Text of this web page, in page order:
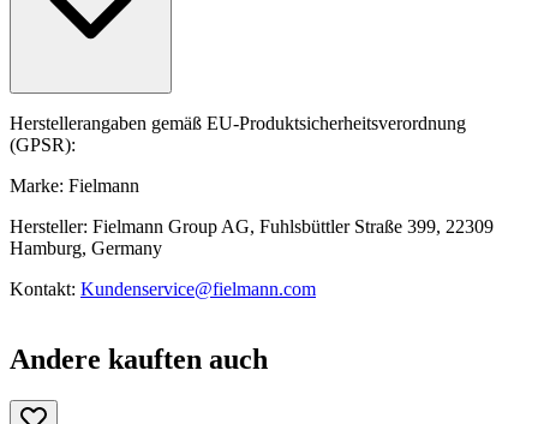
Herstellerangaben gemäß EU-Produktsicherheitsverordnung
(GPSR):
Marke: Fielmann
Hersteller: Fielmann Group AG, Fuhlsbüttler Straße 399, 22309
Hamburg, Germany
Kontakt: Kundenservice@fielmann.com
Andere kauften auch